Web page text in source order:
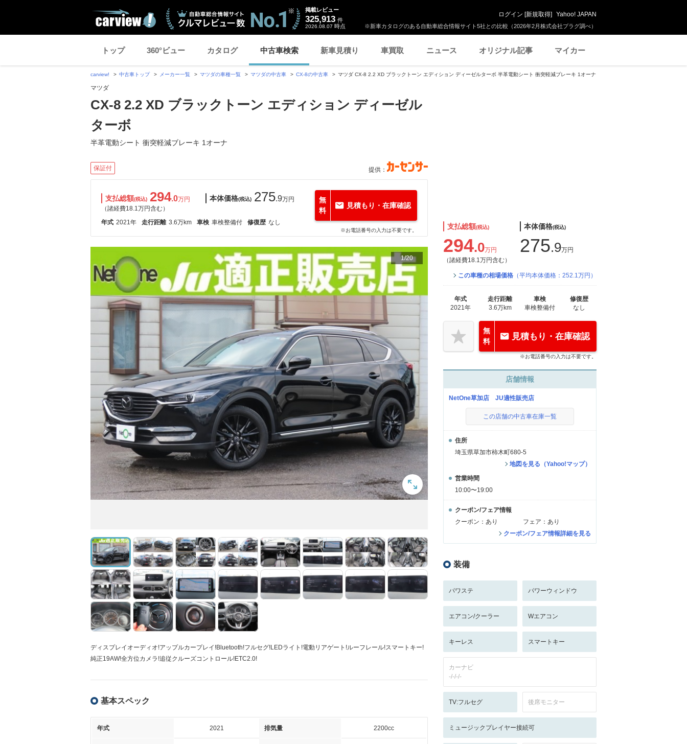
※新車カタログのある自動車総合情報サイト5社との比較（2026年2月株式会社プラグ調べ）
掲載レビュー
325,913 件
2026.08.07 時点
ログイン [新規取得] Yahoo! JAPAN
トップ 360°ビュー カタログ 中古車検索 新車見積り 車買取 ニュース オリジナル記事 マイカー
carview! 中古車トップ メーカー一覧 マツダの車種一覧 マツダの中古車 CX-8の中古車 マツダ CX-8 2.2 XD ブラックトーン エディション ディーゼルターボ 半革電動シート 衝突軽減ブレーキ 1オーナ
マツダ
CX-8 2.2 XD ブラックトーン エディション ディーゼル
ターボ
半革電動シート 衝突軽減ブレーキ 1オーナ
保証付 提供：
支払総額(税込) 294.0万円
（諸経費18.1万円含む）
本体価格(税込) 275.9万円
年式 2021年 走行距離 3.6万km 車検 車検整備付 修復歴 なし
無
料
見積もり・在庫確認
※お電話番号の入力は不要です。
1/20
ディスプレイオーディオ!アップルカープレイ!Bluetooth!フルセグ!LEDライト!電動リアゲート!ルーフレール!スマートキー!
純正19AW!全方位カメラ!追従クルーズコントロール!ETC2.0!
基本スペック
年式 2021 排気量 2200cc
支払総額(税込)
294.0万円
（諸経費18.1万円含む）
本体価格(税込)
275.9万円
この車種の相場価格 （平均本体価格：252.1万円）
年式
2021年
走行距離
3.6万km
車検
車検整備付
修復歴
なし
無
料
見積もり・在庫確認
※お電話番号の入力は不要です。
店舗情報
NetOne草加店 JU適性販売店
この店舗の中古車在庫一覧
住所
埼玉県草加市柿木町680-5
地図を見る（Yahoo!マップ）
営業時間
10:00〜19:00
クーポン/フェア情報
クーポン：あり
フェア：あり
クーポン/フェア情報詳細を見る
装備
パワステ パワーウィンドウ
エアコン/クーラー Wエアコン
キーレス スマートキー
カーナビ
-/-/-/-
TV:フルセグ 後席モニター
ミュージックプレイヤー接続可